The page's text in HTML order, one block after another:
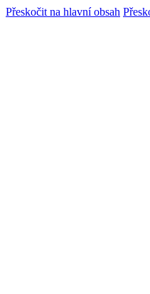
Přeskočit na hlavní obsah